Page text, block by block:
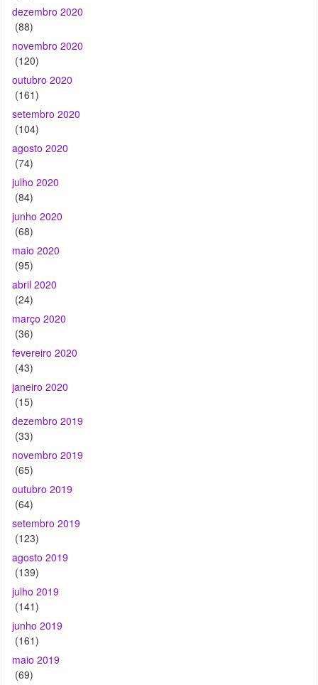
dezembro 2020
(88)
novembro 2020
(120)
outubro 2020
(161)
setembro 2020
(104)
agosto 2020
(74)
julho 2020
(84)
junho 2020
(68)
maio 2020
(95)
abril 2020
(24)
março 2020
(36)
fevereiro 2020
(43)
janeiro 2020
(15)
dezembro 2019
(33)
novembro 2019
(65)
outubro 2019
(64)
setembro 2019
(123)
agosto 2019
(139)
julho 2019
(141)
junho 2019
(161)
maio 2019
(69)